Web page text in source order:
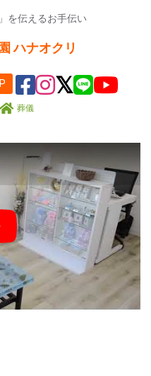
を伝えるお手伝い
ハナオクリ
葬儀